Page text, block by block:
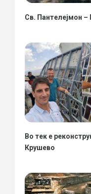
Св. Пантелејмон –
Во тек е
Крушево